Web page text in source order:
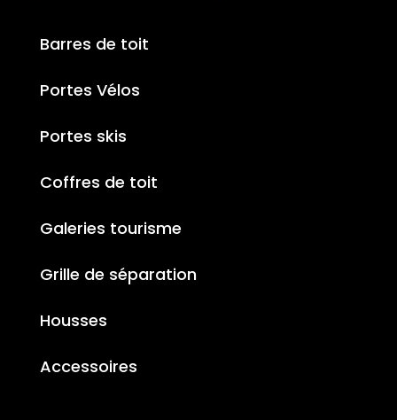
Barres de toit
Portes Vélos
Portes skis
Coffres de toit
Galeries tourisme
Grille de séparation
Housses
Accessoires